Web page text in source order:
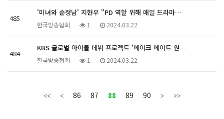
485
'미녀와 순정남' 지현우 "PD 역할 위해 매일 드라마…
한국방송협회 1 2024.03.22
484
KBS 글로벌 아이돌 데뷔 프로젝트 '메이크 메이트 원…
한국방송협회 1 2024.03.22
86 87 88 89 90